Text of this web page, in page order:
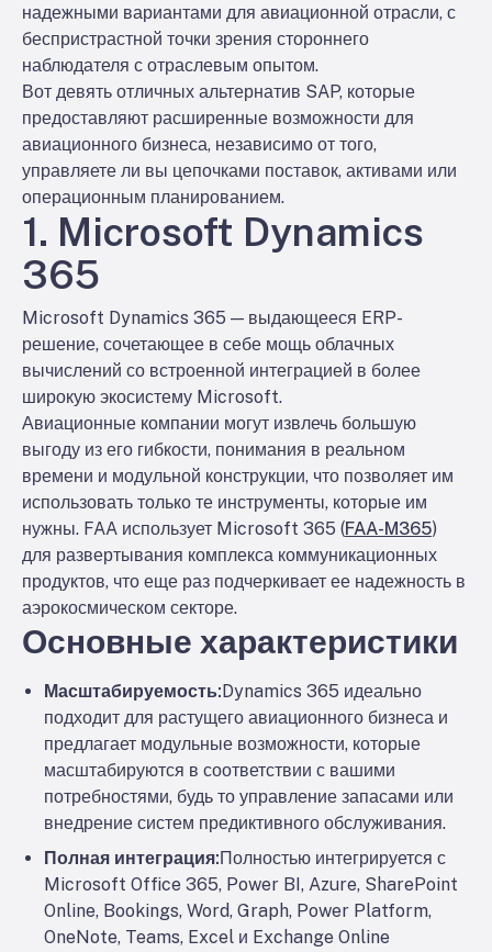
надежными вариантами для авиационной отрасли, с
беспристрастной точки зрения стороннего
наблюдателя с отраслевым опытом.
Вот девять отличных альтернатив SAP, которые
предоставляют расширенные возможности для
авиационного бизнеса, независимо от того,
управляете ли вы цепочками поставок, активами или
операционным планированием.
1. Microsoft Dynamics
365
Microsoft Dynamics 365 — выдающееся ERP-
решение, сочетающее в себе мощь облачных
вычислений со встроенной интеграцией в более
широкую экосистему Microsoft.
Авиационные компании могут извлечь большую
выгоду из его гибкости, понимания в реальном
времени и модульной конструкции, что позволяет им
использовать только те инструменты, которые им
нужны. FAA использует Microsoft 365 (FAA-M365)
для развертывания комплекса коммуникационных
продуктов, что еще раз подчеркивает ее надежность в
аэрокосмическом секторе.
Основные характеристики
Масштабируемость: Dynamics 365 идеально
подходит для растущего авиационного бизнеса и
предлагает модульные возможности, которые
масштабируются в соответствии с вашими
потребностями, будь то управление запасами или
внедрение систем предиктивного обслуживания.
Полная интеграция:Полностью интегрируется с
Microsoft Office 365, Power BI, Azure, SharePoint
Online, Bookings, Word, Graph, Power Platform,
OneNote, Teams, Excel и Exchange Online